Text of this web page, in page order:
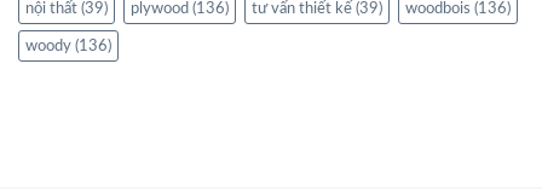
nội thất (39) plywood (136) tư vấn thiết kế (39) woodbois (136)
woody (136)